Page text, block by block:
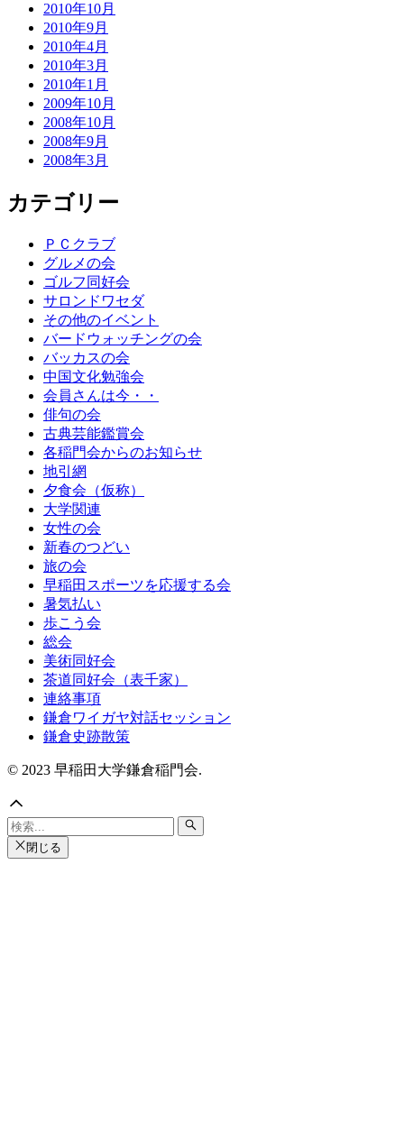
2010年10月
2010年9月
2010年4月
2010年3月
2010年1月
2009年10月
2008年10月
2008年9月
2008年3月
カテゴリー
ＰＣクラブ
グルメの会
ゴルフ同好会
サロンドワセダ
その他のイベント
バードウォッチングの会
バッカスの会
中国文化勉強会
会員さんは今・・
俳句の会
古典芸能鑑賞会
各稲門会からのお知らせ
地引網
夕食会（仮称）
大学関連
女性の会
新春のつどい
旅の会
早稲田スポーツを応援する会
暑気払い
歩こう会
総会
美術同好会
茶道同好会（表千家）
連絡事項
鎌倉ワイガヤ対話セッション
鎌倉史跡散策
© 2023 早稲田大学鎌倉稲門会.
閉じる